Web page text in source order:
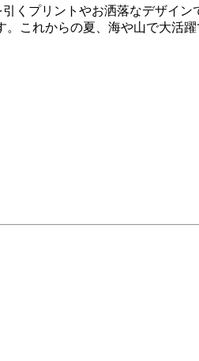
くプリントやお洒落なデザイ
これからの夏、海や山で大活躍